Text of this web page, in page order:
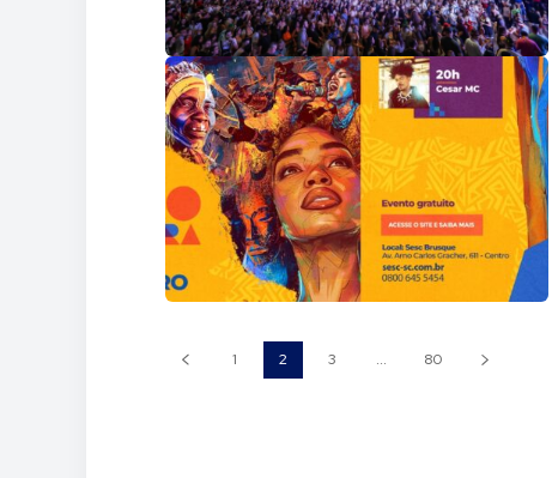
1 2 3 ... 80